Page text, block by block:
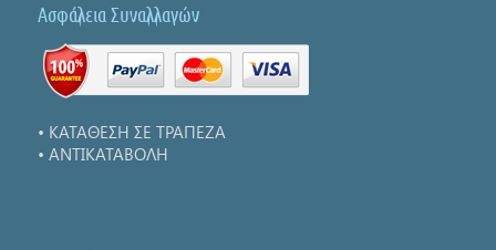
Ασφάλεια Συναλλαγών
• ΚΑΤΑΘΕΣΗ ΣΕ ΤΡΑΠΕΖΑ
• ΑΝΤΙΚΑΤΑΒΟΛΗ